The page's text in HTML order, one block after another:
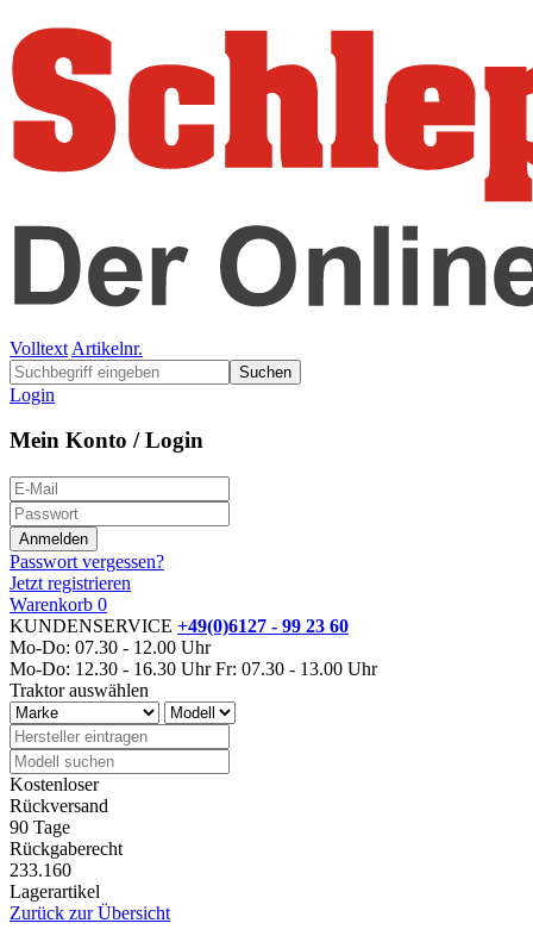
Volltext Artikelnr.
Suchen
Login
Mein Konto / Login
Passwort vergessen?
Jetzt registrieren
Warenkorb 0
KUNDENSERVICE +49(0)6127 - 99 23 60
Mo-Do: 07.30 - 12.00 Uhr
Mo-Do: 12.30 - 16.30 Uhr Fr: 07.30 - 13.00 Uhr
Traktor auswählen
Kostenloser
Rückversand
90 Tage
Rückgaberecht
233.160
Lagerartikel
Zurück zur Übersicht